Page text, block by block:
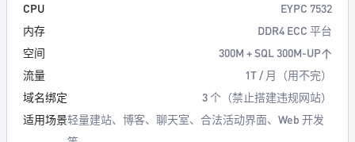
CPU
EYPC 7532
内存
DDR4 ECC 平台
空间
300M + SQL 300M-UP↑
流量
1T / 月（用不完）
域名绑定
3 个（禁止搭建违规网站）
适用场景轻量建站、博客、聊天室、合法活动界面、Web 开发